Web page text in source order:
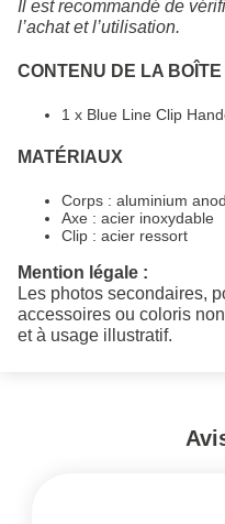
Il est recommandé de
l’achat et l’utilisation.
CONTENU DE LA BOÎTE
1 x Blue Line Clip
MATÉRIAUX
Corps : aluminium
Axe : acier inoxydable
Clip : acier ressort
Mention légale :
Les photos secondaires,
accessoires ou coloris
et à usage illustratif.